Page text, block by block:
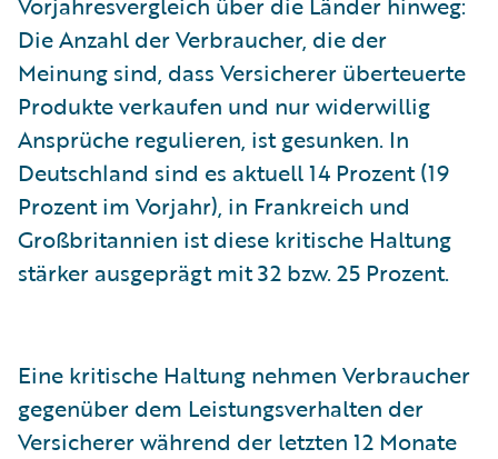
Die Anzahl der Verbraucher, die der
Meinung sind, dass Versicherer überteuerte
Produkte verkaufen und nur widerwillig
Ansprüche regulieren, ist gesunken. In
Deutschland sind es aktuell 14 Prozent (19
Prozent im Vorjahr), in Frankreich und
Großbritannien ist diese kritische Haltung
stärker ausgeprägt mit 32 bzw. 25 Prozent.
Eine kritische Haltung nehmen Verbraucher
gegenüber dem Leistungsverhalten der
Versicherer während der letzten 12 Monate